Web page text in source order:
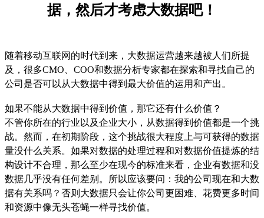
据，然后才考虑大数据吧！
随着移动互联网的时代到来，大数据运营越来越被人们所提
及，很多CMO、COO和数据分析专家都在探索和寻找自己的
公司是否可以从大数据中得到最大价值的运用和产出。
如果不能从大数据中得到价值，那它还有什么价值？
不管你所在的行业以及企业大小，从数据得到价值都是一个挑
战。然而，在初期阶段，这个挑战很大程度上与可获得的数据
量没什么关系。如果对数据的处理过程和对数据价值提炼的结
构设计不合理，那么至少在现今的标准来看，企业有数据和没
数据几乎没有任何差别。所以应该要问：我的公司现在和大数
据有关系吗？否则大数据只会让你公司更困难、花费更多时间
和资源中像无头苍蝇一样寻找价值。